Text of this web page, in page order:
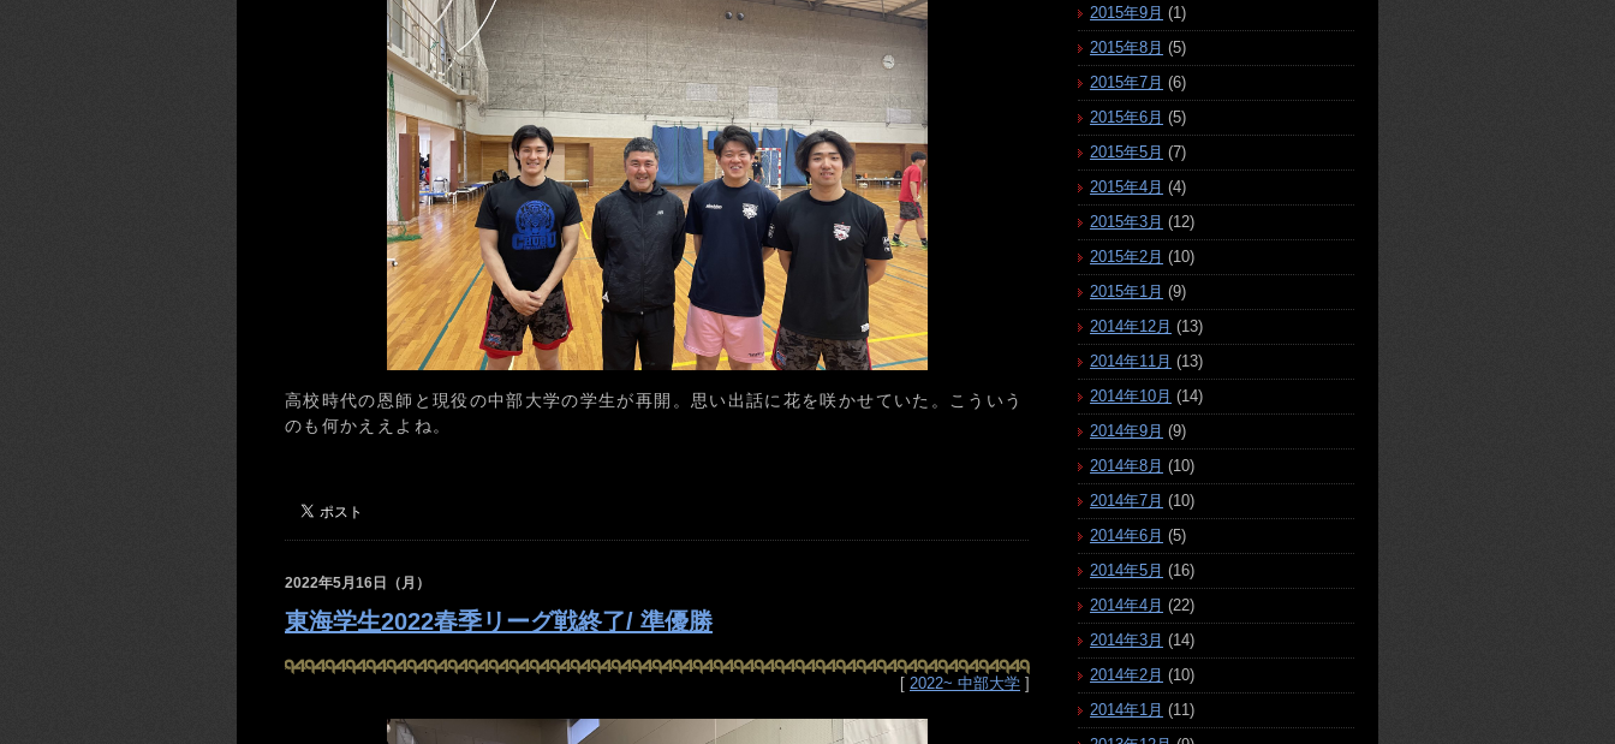
高校時代の恩師と現役の中部大学の学生が再開。思い出話に花を咲かせていた。こういう
のも何かええよね。
2022年5月16日（月）
東海学生2022春季リーグ戦終了/ 準優勝
[ 2022~ 中部大学 ]
2015年9月 (1)
2015年8月 (5)
2015年7月 (6)
2015年6月 (5)
2015年5月 (7)
2015年4月 (4)
2015年3月 (12)
2015年2月 (10)
2015年1月 (9)
2014年12月 (13)
2014年11月 (13)
2014年10月 (14)
2014年9月 (9)
2014年8月 (10)
2014年7月 (10)
2014年6月 (5)
2014年5月 (16)
2014年4月 (22)
2014年3月 (14)
2014年2月 (10)
2014年1月 (11)